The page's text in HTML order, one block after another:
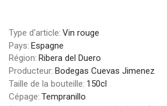
Type d'article: Vin rouge
Pays: Espagne
Région: Ribera del Duero
Producteur: Bodegas Cuevas Jimenez
Taille de la bouteille: 150cl
Cépage: Tempranillo